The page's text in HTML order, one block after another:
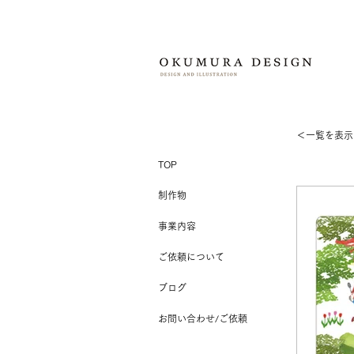
TOP
制作物
事業内容
ご依頼について
ブログ
お問い合わせ/ご依頼
＜​一覧を表